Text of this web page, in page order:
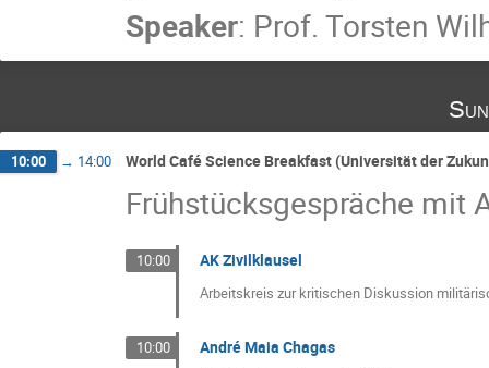
Speaker: Prof. Torsten
10:00 → 14:00 World Café Science Breakfast (Universität der
Frühstücksgespräche mit
10:00 AK Zivilklausel
Arbeitskreis zur kritischen Diskussion
10:00 André Maia Chagas